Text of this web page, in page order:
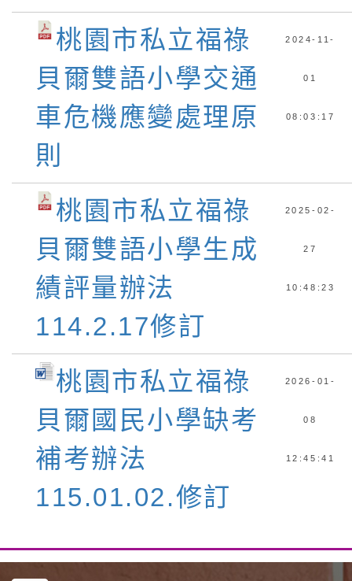
桃園市私立福祿
貝爾雙語小學交通
車危機應變處理原
則
2024-11-
01
08:03:17
桃園市私立福祿
貝爾雙語小學生成
績評量辦法
114.2.17修訂
2025-02-
27
10:48:23
桃園市私立福祿
貝爾國民小學缺考
補考辦法
115.01.02.修訂
2026-01-
08
12:45:41